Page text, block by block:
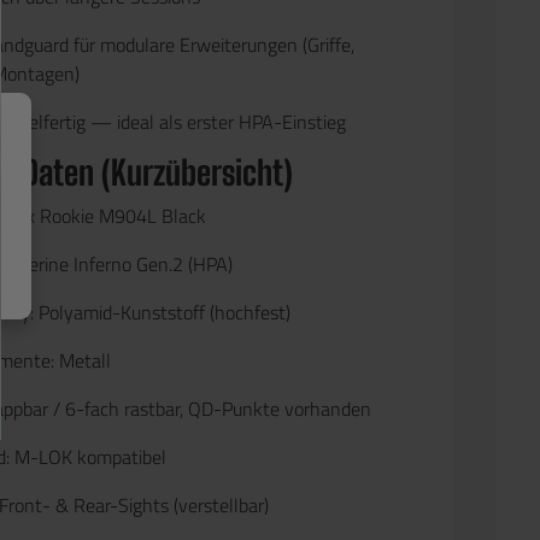
für modulare Erweiterungen (Griffe,
spielfertig — ideal als erster HPA-Einstieg
Daten (Kurzübersicht)
Rookie M904L Black
Inferno Gen.2 (HPA)
Polyamid-Kunststoff (hochfest)
Metall
/ 6-fach rastbar, QD-Punkte vorhanden
M-LOK kompatibel
Front- & Rear-Sights (verstellbar)